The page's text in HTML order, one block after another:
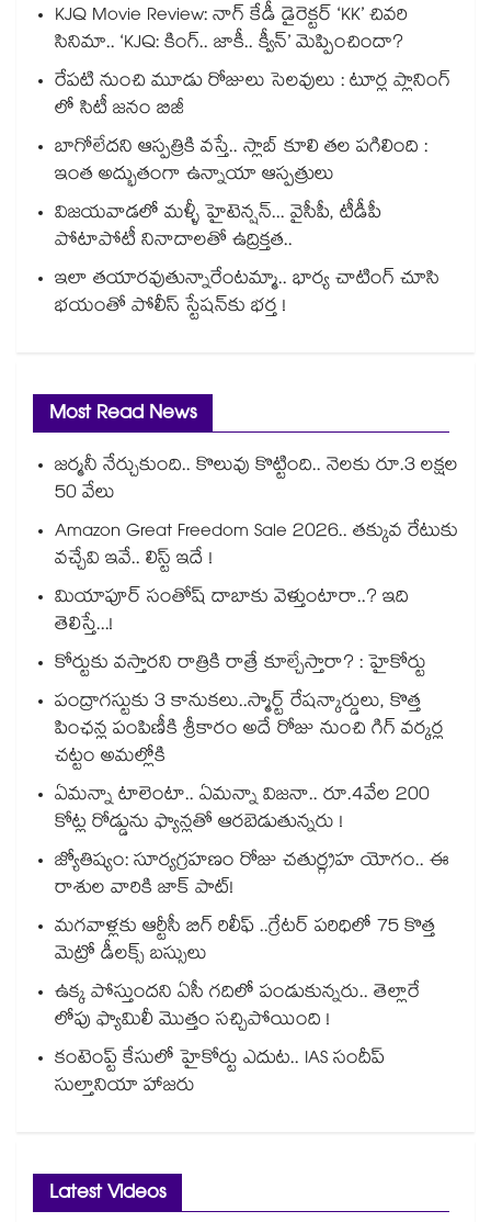
KJQ Movie Review: నాగ్ కేడీ డైరెక్టర్ ‘KK’ చివరి
సినిమా.. ‘KJQ: కింగ్.. జాకీ.. క్వీన్’ మెప్పించిందా?
రేపటి నుంచి మూడు రోజులు సెలవులు : టూర్ల ప్లానింగ్
లో సిటీ జనం బిజీ
బాగోలేదని ఆస్పత్రికి వస్తే.. స్లాబ్ కూలి తల పగిలింది :
ఇంత అద్భుతంగా ఉన్నాయా ఆస్పత్రులు
విజయవాడలో మళ్ళీ హైటెన్షన్... వైసీపీ, టీడీపీ
పోటాపోటీ నినాదాలతో ఉద్రిక్తత..
ఇలా తయారవుతున్నారేంటమ్మా.. భార్య చాటింగ్ చూసి
భయంతో పోలీస్ స్టేషన్⁫కు భర్త !
Most Read News
జర్మనీ నేర్చుకుంది.. కొలువు కొట్టింది.. నెలకు రూ.3 లక్షల
50 వేలు
Amazon Great Freedom Sale 2026.. తక్కువ రేటుకు
వచ్చేవి ఇవే.. లిస్ట్ ఇదే !
మియాపూర్ సంతోష్ దాబాకు వెళ్తుంటారా..? ఇది
తెలిస్తే...!
కోర్టుకు వస్తారని రాత్రికి రాత్రే కూల్చేస్తారా? : హైకోర్టు
పంద్రాగస్టుకు 3 కానుకలు..స్మార్ట్ రేషన్కార్డులు, కొత్త
పింఛన్ల పంపిణీకి శ్రీకారం అదే రోజు నుంచి గిగ్ వర్కర్ల
చట్టం అమల్లోకి
ఏమన్నా టాలెంటా.. ఏమన్నా విజనా.. రూ.4వేల 200
కోట్ల రోడ్డును ఫ్యాన్లతో ఆరబెడుతున్నరు !
జ్యోతిష్యం: సూర్యగ్రహణం రోజు చతుర్గ్రహ యోగం.. ఈ
రాశుల వారికి జాక్ పాట్!
మగవాళ్లకు ఆర్టీసీ బిగ్ రిలీఫ్ ..గ్రేటర్ పరిధిలో 75 కొత్త
మెట్రో డీలక్స్ బస్సులు
ఉక్క పోస్తుందని ఏసీ గదిలో పండుకున్నరు.. తెల్లారే
లోపు ఫ్యామిలీ మొత్తం సచ్చిపోయింది !
కంటెంప్ట్ కేసులో హైకోర్టు ఎదుట.. IAS సందీప్
సుల్తానియా హాజరు
Latest Videos